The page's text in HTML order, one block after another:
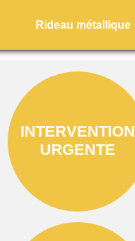
Rideau métallique
INTERVENTION
URGENTE